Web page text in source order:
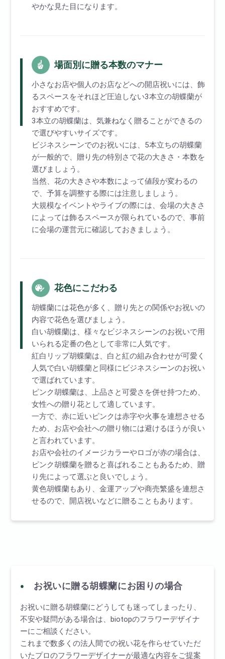
やかな見た目になります。
場面別に贈る本数のマナー
小さなお店や個人のお店などへの開店祝いには、飾
るスペースをそれほど圧迫しない3本立の胡蝶蘭が
おすすめです。
3本立の胡蝶蘭は、気兼ねなく贈ることができるの
で選びやすいサイズです。
ビジネスシーンでのお祝いには、5本立ちの胡蝶蘭
が一般的で、贈り先の特別さで花の大きさ・本数を
選びましょう。
当然、花の大きさや本数によって値段が変わるの
で、予算を調整する際には注意しましょう。
大規模なイベントやライブの際には、会場の大きさ
によっては飾るスペースが限られているので、事前
に会場の運営元に確認しておきましょう。
花色にこだわる
胡蝶蘭には花色が多く、贈り先との関係やお祝いの
内容で花色を選びましょう。
白い胡蝶蘭は、様々なビジネスシーンのお祝いで用
いられる定番の色として非常に人気です。
紅白リップ胡蝶蘭は、白と紅の組み合わせが可愛く
人気で白い胡蝶蘭と同様にビジネスシーンのお祝い
で選ばれています。
ピンク胡蝶蘭は、上品さと可愛さを併せ持つため、
女性への贈り花として適しています。
一方で、赤に近いピンクは赤字や火事を連想させる
ため、お店や会社への贈り物には避けるほうが良い
と言われています。
お店や会社のイメージカラーやロゴが赤の場合は、
ピンク胡蝶蘭を贈ると喜ばれることもあるため、贈
り先によって選ぶと良いでしょう。
黄色胡蝶蘭もあり、金運アップや商売繁盛を連想さ
せるので、開店祝いなどに贈ることもあります。
お祝いに贈る胡蝶蘭にお困りの場合
お祝いに贈る胡蝶蘭にどうしても迷ってしまったり、
不安や疑問がある場合は、biotopのフラワーデザイナ
ーにご相談ください。
これまで数多くの法人間での祝い花を作らせていただ
いたプロのフラワーデザイナーが最適な内容をご提案